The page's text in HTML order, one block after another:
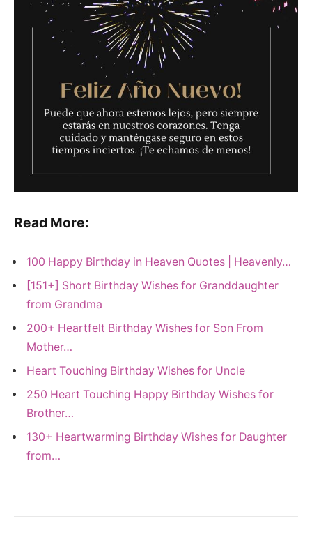
Read More:
100 Happy Birthday in Heaven Quotes | Heavenly…
[151+] Short Birthday Wishes for Granddaughter
from Grandma
200+ Heartfelt Birthday Wishes for Son From
Mother…
Heart Touching Birthday Wishes for Uncle
250 Heart Touching Happy Birthday Wishes for
Brother…
130+ Heartwarming Birthday Wishes for Daughter
from…